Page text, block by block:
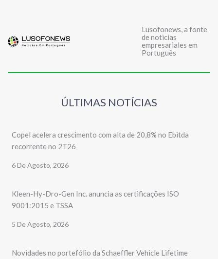
Lusofonews, a fonte
de noticias
empresariales em
Português
ÚLTIMAS NOTÍCIAS
Copel acelera crescimento com alta de 20,8% no Ebitda
recorrente no 2T26
6 De Agosto, 2026
Kleen-Hy-Dro-Gen Inc. anuncia as certificações ISO
9001:2015 e TSSA
5 De Agosto, 2026
Novidades no portefólio da Schaeffler Vehicle Lifetime